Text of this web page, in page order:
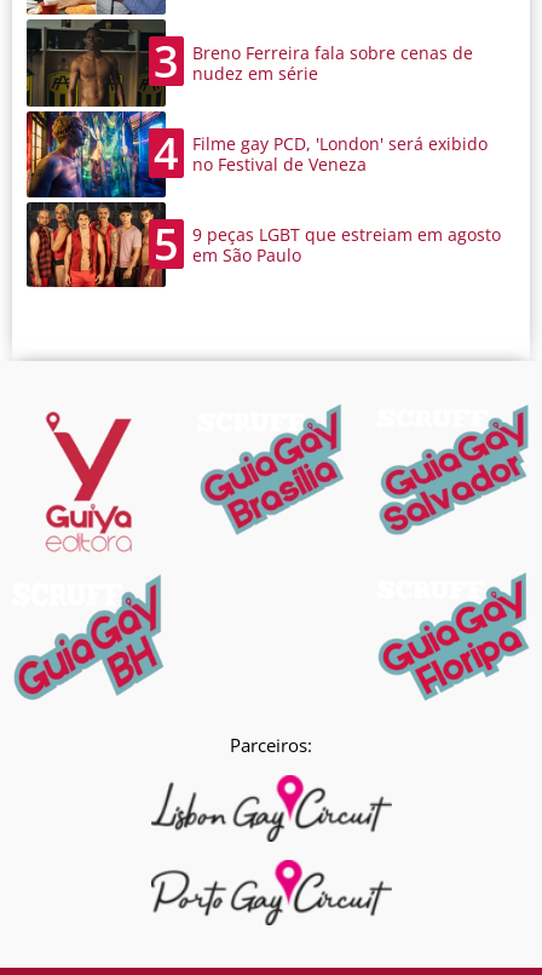
3
Breno Ferreira fala sobre cenas de
nudez em série
4
Filme gay PCD, 'London' será exibido
no Festival de Veneza
5
9 peças LGBT que estreiam em agosto
em São Paulo
Parceiros: